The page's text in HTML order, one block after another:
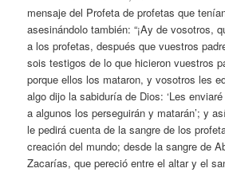
mensaje del Profeta de profetas que
asesinándolo también: “¡Ay de vosotros,
a los profetas, después que vuestros
sois testigos de lo que hicieron vuestros
porque ellos los mataron, y vosotros les
algo dijo la sabiduría de Dios: ‘Les
a algunos los perseguirán y matarán’; y
le pedirá cuenta de la sangre de los
creación del mundo; desde la sangre de
Zacarías, que pereció entre el altar y el